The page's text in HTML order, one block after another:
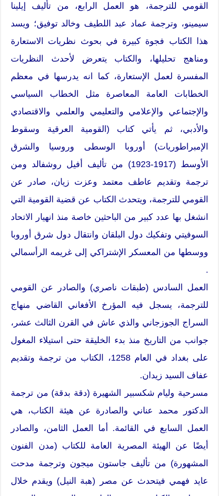
القومي للترجمة، هو العمل الرابع، من تأليف إيلينا
سيمينو، وترجمة عماد عبد اللطيف وخالد توفيق؛ ويسد
هذا الكتاب فجوة كبيرة في بحوث نظريات الاستعارة
ومناهج تحليلها، والكتاب يتعرض لأحدث النظريات
المفسرة لعمل الإستعارة، كما انه يدرسها في معظم
الخطابات العامة المعاصرة مثل الخطاب السياسي
والإجتماعي والإعلامي والتعليمي والعلمي والاقتصادي
والأدبي، ثم يأتي كتاب (القومية العرقية وسقوط
الإمبراطوريات) أوروبا الوسطى وروسيا والشرق
الأوسط (1917-1923) من تأليف أفيل روشفالد ومن
ترجمة وتقديم عاطف معتمد وعزت زيان، صادر عن
القومي للترجمة، ويتحدث الكتاب عن قضية القومية التي
انشغل بها عدد كبير من الباحثين خاصة منذ انهيار الاتحاد
السوفيتي وتفكيك دول البلقان وانتقال دول شرق أوروبا
ووسطها من المعسكر الإشتراكي إلى غريمه الرأسمالي
.
العمل السادس (طبقات ناصري) والصادر عن القومي
للترجمة، يسجل فيه المؤرخ الأفغاني القاضي منهاج
السراج الجوزجاني والذي عاش في القرن الثالث عشر،
جوانب من التاريخ منذ بدء الخليقة حتى استيلاء المغول
على بغداد في العام 1258، الكتاب من ترجمة وتقديم
عفاف السيد زيدان.
مسرحية وليام شكسبير الشهيرة (دقة بدقة) من ترجمة
الدكتور محمد عناني والصادرة عن هيئة الكتاب، هي
العمل السابع في القائمة. أما العمل الثامن، والصادر
أيضًا عن الهيئة المصرية العامة للكتاب (مدن الفنون
المشهورة) من تأليف جاستون ميجون وترجمة مدحت
عايد فهمي فيتحدث عن مصر (هبة النيل) ويقدم خلال